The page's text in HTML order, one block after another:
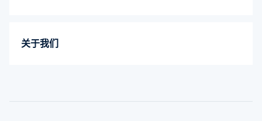
关于我们